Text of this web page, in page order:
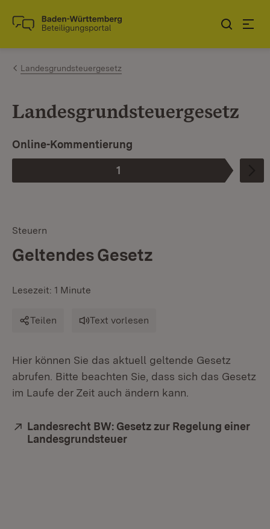
Zum Inhalt springen
Link zur Startseite
Landesgrundsteuergesetz
Landesgrundsteuergesetz
Phase
1
:
Online-Kommentierung
Steuern
Geltendes Gesetz
Lesezeit: 1 Minute
Teilen Text vorlesen
Hier können Sie das aktuell geltende Gesetz
abrufen. Bitte beachten Sie, dass sich das Gesetz
im Laufe der Zeit auch ändern kann.
Extern:
Landesrecht BW: Gesetz zur Regelung einer
Landesgrundsteuer